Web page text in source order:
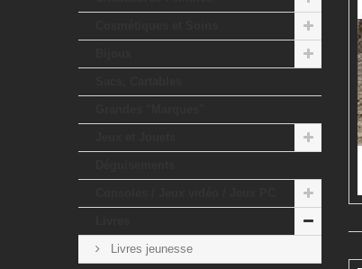
Livres jeunesse